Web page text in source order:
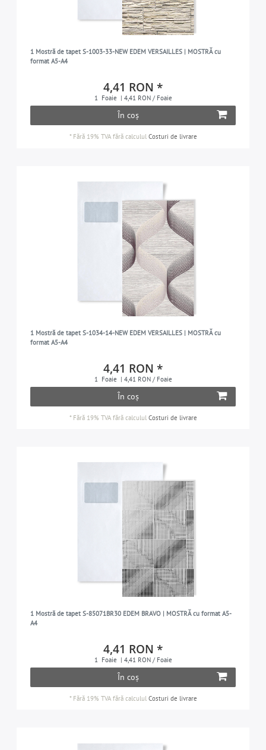
1 Mostră de tapet S-1003-33-NEW EDEM VERSAILLES | MOSTRĂ cu
format A5-A4
4,41 RON *
1 Foaie | 4,41 RON / Foaie
În coș
* Fără 19% TVAfără calculul Costuri de livrare
1 Mostră de tapet S-1034-14-NEW EDEM VERSAILLES | MOSTRĂ cu
format A5-A4
4,41 RON *
1 Foaie | 4,41 RON / Foaie
În coș
* Fără 19% TVAfără calculul Costuri de livrare
1 Mostră de tapet S-85071BR30 EDEM BRAVO | MOSTRĂ cu format A5-
A4
4,41 RON *
1 Foaie | 4,41 RON / Foaie
În coș
* Fără 19% TVAfără calculul Costuri de livrare